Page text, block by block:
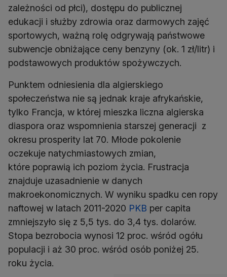
zależności od płci), dostępu do publicznej
edukacji i służby zdrowia oraz darmowych zajęć
sportowych, ważną rolę odgrywają państwowe
subwencje obniżające ceny benzyny (ok. 1 zł/litr) i
podstawowych produktów spożywczych.
Punktem odniesienia dla algierskiego
społeczeństwa nie są jednak kraje afrykańskie,
tylko Francja, w której mieszka liczna algierska
diaspora oraz wspomnienia starszej generacji z
okresu prosperity lat 70. Młode pokolenie
oczekuje natychmiastowych zmian,
które poprawią ich poziom życia. Frustracja
znajduje uzasadnienie w danych
makroekonomicznych. W wyniku spadku cen ropy
naftowej w latach 2011-2020 PKB per capita
zmniejszyło się z 5,5 tys. do 3,4 tys. dolarów.
Stopa bezrobocia wynosi 12 proc. wśród ogółu
populacji i aż 30 proc. wśród osób poniżej 25.
roku życia.